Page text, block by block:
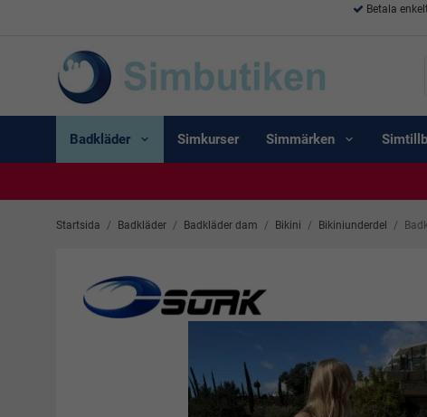
Betala
Badkläder Simkurser Simmärken
Startsida / Badkläder / Badkläder dam / Bikini / Bikiniunderdel /